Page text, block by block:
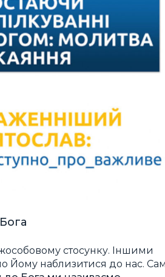
стосунку. Іншими
Йому наблизитися до нас.